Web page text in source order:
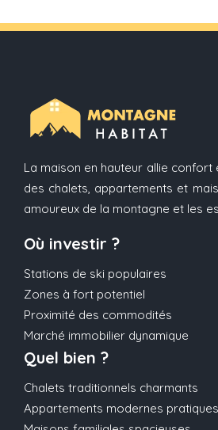
La maison en hauteur allie confort
des chalets, appartements et
amoureux de la montagne et les
Où investir ?
Stations de ski populaires
Zones à fort potentiel
Proximité des commodités
Marché immobilier dynamique
Quel bien ?
Chalets traditionnels charmants
Appartements modernes pratiques